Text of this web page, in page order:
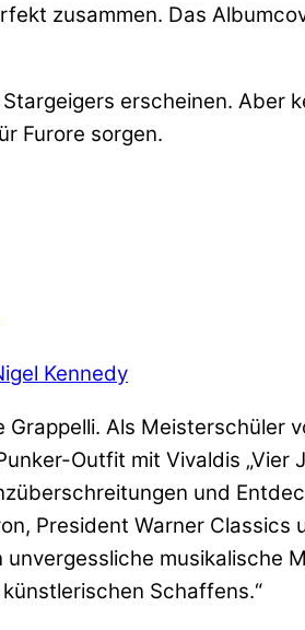
zusammen. Das
erscheinen. Aber
Furore sorgen.
Kennedy
Als Meisterschüler
Outfit mit Vivaldis
und
President Warner
musikalische
Schaffens.“